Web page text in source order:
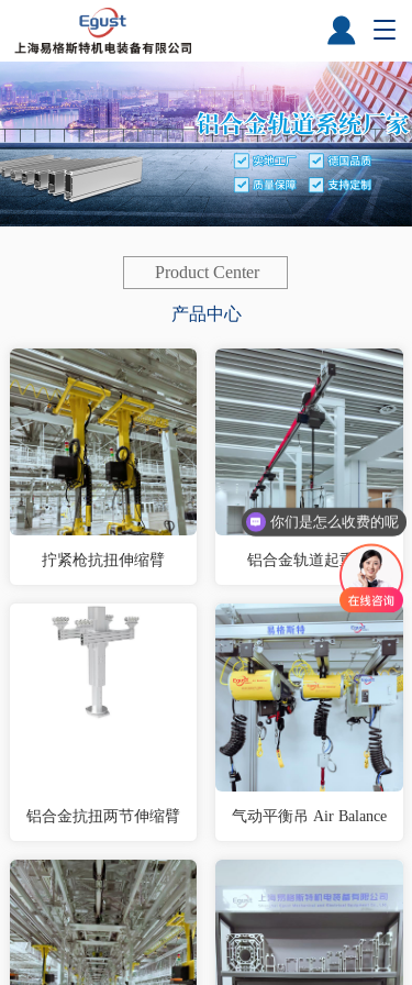
T
g
g
l
e
n
a
v
i
n
产品中心
Product Center
拧紧枪抗扭伸缩臂 铝合金轨道起重机
铝合金抗扭两节伸缩臂 气动平衡吊 Air Balance
你们是怎么收费的呢